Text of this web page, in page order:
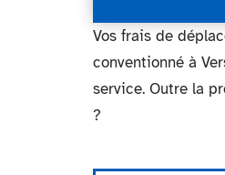
Vos frais de
conventionné à
service. Outre la
?